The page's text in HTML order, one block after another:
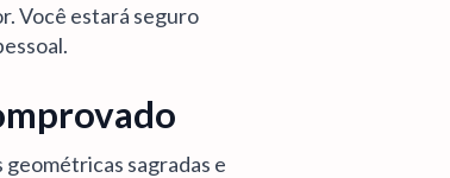
Você estará seguro
sagradas e